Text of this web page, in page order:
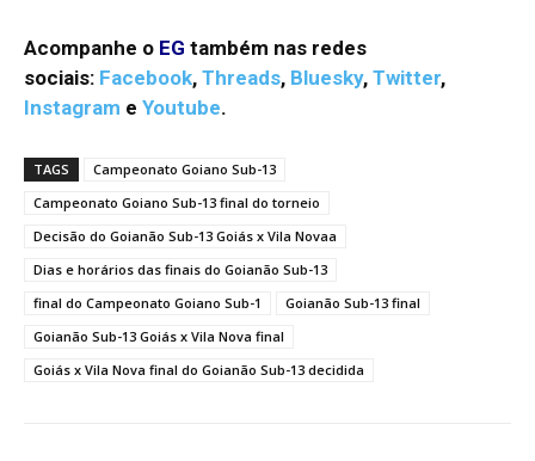
Acompanhe o EG também nas redes
sociais: Facebook, Threads, Bluesky, Twitter,
Instagram e Youtube.
TAGS
Campeonato Goiano Sub-13
Campeonato Goiano Sub-13 final do torneio
Decisão do Goianão Sub-13 Goiás x Vila Novaa
Dias e horários das finais do Goianão Sub-13
final do Campeonato Goiano Sub-1
Goianão Sub-13 final
Goianão Sub-13 Goiás x Vila Nova final
Goiás x Vila Nova final do Goianão Sub-13 decidida